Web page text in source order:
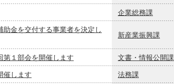
企業総務課
金を交付する事業者を決定し
新産業振興課
１部会を開催します 文書・情報公開課
催します 法務課